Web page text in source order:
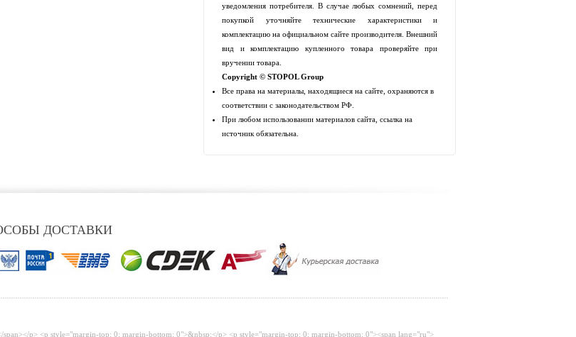
уведомления потребителя. В случае любых сомнений, перед
покупкой уточняйте технические характеристики и
комплектацию на официальном сайте производителя. Внешний
вид и комплектацию купленного товара проверяйте при
вручении товара.
Copyright © STOPOL Group
Все права на материалы, находящиеся на сайте, охраняются в
соответствии с законодательством РФ.
При любом использовании материалов сайта, ссылка на
источник обязательна.
ДОСТАВКИ
p> <p style="margin-top: 0; margin-bottom: 0">&nbsp;</p> <p style="margin-top: 0; margin-bottom: 0"><span lang="ru">